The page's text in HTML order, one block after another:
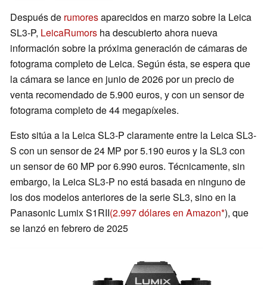
Después de rumoresaparecidos en marzo sobre la Leica
SL3-P, LeicaRumors ha descubierto ahora nueva
información sobre la próxima generación de cámaras de
fotograma completo de Leica. Según ésta, se espera que
la cámara se lance en junio de 2026 por un precio de
venta recomendado de 5.900 euros, y con un sensor de
fotograma completo de 44 megapíxeles.
Esto sitúa a la Leica SL3-P claramente entre la Leica SL3-
S con un sensor de 24 MP por 5.190 euros y la SL3 con
un sensor de 60 MP por 6.990 euros. Técnicamente, sin
embargo, la Leica SL3-P no está basada en ninguno de
los dos modelos anteriores de la serie SL3, sino en la
Panasonic Lumix S1RII(2.997 dólares en Amazon ), que
se lanzó en febrero de 2025